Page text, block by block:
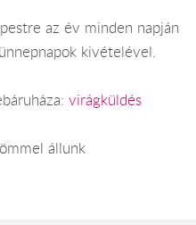
az év minden napján
kivételével.
virágküldés
állunk